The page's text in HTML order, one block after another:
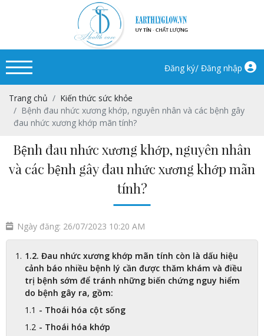
Đăng ký/ Đăng nhập
Trang chủ
Kiến thức sức khỏe
Bệnh đau nhức xương khớp, nguyên nhân và các bệnh gây
đau nhức xương khớp mãn tính?
Bệnh đau nhức xương khớp, nguyên nhân
và các bệnh gây đau nhức xương khớp mãn
tính?
Ngày đăng: 26/07/2023 10:20 AM
1.2. Đau nhức xương khớp mãn tính còn là dấu hiệu
cảnh báo nhiều bệnh lý cần được thăm khám và điều
trị bệnh sớm để tránh những biến chứng nguy hiểm
do bệnh gây ra, gồm:
- Thoái hóa cột sống
- Thoái hóa khớp